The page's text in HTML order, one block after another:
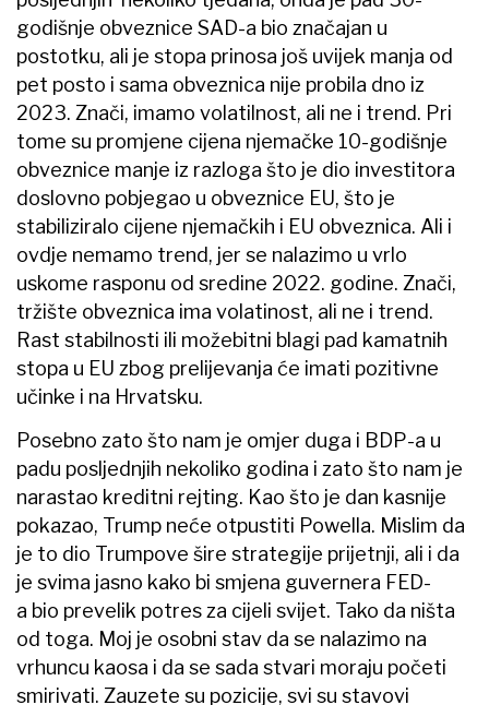
godišnje obveznice SAD-a bio značajan u
postotku, ali je stopa prinosa još uvijek manja od
pet posto i sama obveznica nije probila dno iz
2023. Znači, imamo volatilnost, ali ne i trend. Pri
tome su promjene cijena njemačke 10-godišnje
obveznice manje iz razloga što je dio investitora
doslovno pobjegao u obveznice EU, što je
stabiliziralo cijene njemačkih i EU obveznica. Ali i
ovdje nemamo trend, jer se nalazimo u vrlo
uskome rasponu od sredine 2022. godine. Znači,
tržište obveznica ima volatinost, ali ne i trend.
Rast stabilnosti ili možebitni blagi pad kamatnih
stopa u EU zbog prelijevanja će imati pozitivne
učinke i na Hrvatsku.
Posebno zato što nam je omjer duga i BDP-a u
padu posljednjih nekoliko godina i zato što nam je
narastao kreditni rejting. Kao što je dan kasnije
pokazao, Trump neće otpustiti Powella. Mislim da
je to dio Trumpove šire strategije prijetnji, ali i da
je svima jasno kako bi smjena guvernera FED-
a bio prevelik potres za cijeli svijet. Tako da ništa
od toga. Moj je osobni stav da se nalazimo na
vrhuncu kaosa i da se sada stvari moraju početi
smirivati. Zauzete su pozicije, svi su stavovi